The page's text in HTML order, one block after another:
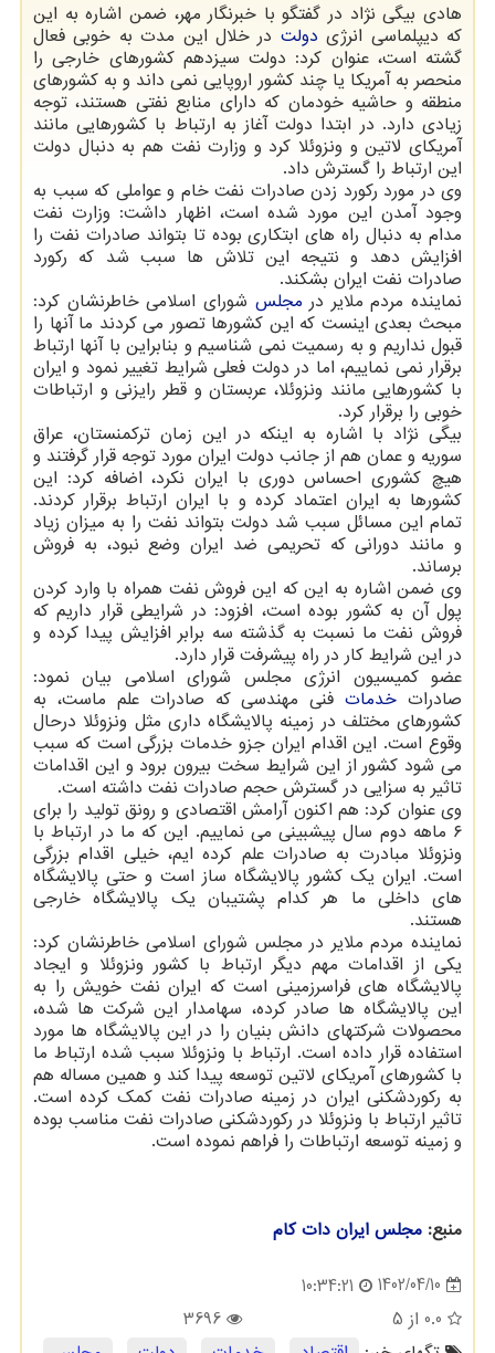
هادی بیگی نژاد در گفتگو با خبرنگار مهر، ضمن اشاره به این
که دیپلماسی انرژی دولت در خلال این مدت به خوبی فعال
گشته است، عنوان کرد: دولت سیزدهم کشورهای خارجی را
منحصر به آمریکا یا چند کشور اروپایی نمی داند و به کشورهای
منطقه و حاشیه خودمان که دارای منابع نفتی هستند، توجه
زیادی دارد. در ابتدا دولت آغاز به ارتباط با کشورهایی مانند
آمریکای لاتین و ونزوئلا کرد و وزارت نفت هم به دنبال دولت
این ارتباط را گسترش داد.
وی در مورد رکورد زدن صادرات نفت خام و عواملی که سبب به
وجود آمدن این مورد شده است، اظهار داشت: وزارت نفت
مدام به دنبال راه های ابتکاری بوده تا بتواند صادرات نفت را
افزایش دهد و نتیجه این تلاش ها سبب شد که رکورد
صادرات نفت ایران بشکند.
نماینده مردم ملایر در مجلس شورای اسلامی خاطرنشان کرد:
مبحث بعدی اینست که این کشورها تصور می کردند ما آنها را
قبول نداریم و به رسمیت نمی شناسیم و بنابراین با آنها ارتباط
برقرار نمی نماییم، اما در دولت فعلی شرایط تغییر نمود و ایران
با کشورهایی مانند ونزوئلا، عربستان و قطر رایزنی و ارتباطات
خوبی را برقرار کرد.
بیگی نژاد با اشاره به اینکه در این زمان ترکمنستان، عراق
سوریه و عمان هم از جانب دولت ایران مورد توجه قرار گرفتند و
هیچ کشوری احساس دوری با ایران نکرد، اضافه کرد: این
کشورها به ایران اعتماد کرده و با ایران ارتباط برقرار کردند.
تمام این مسائل سبب شد دولت بتواند نفت را به میزان زیاد
و مانند دورانی که تحریمی ضد ایران وضع نبود، به فروش
برساند.
وی ضمن اشاره به این که این فروش نفت همراه با وارد کردن
پول آن به کشور بوده است، افزود: در شرایطی قرار داریم که
فروش نفت ما نسبت به گذشته سه برابر افزایش پیدا کرده و
در این شرایط کار در راه پیشرفت قرار دارد.
عضو کمیسیون انرژی مجلس شورای اسلامی بیان نمود:
صادرات خدماتفنی مهندسی که صادرات علم ماست، به
کشورهای مختلف در زمینه پالایشگاه داری مثل ونزوئلا درحال
وقوع است. این اقدام ایران جزو خدمات بزرگی است که سبب
می شود کشور از این شرایط سخت بیرون برود و این اقدامات
تاثیر به سزایی در گسترش حجم صادرات نفت داشته است.
وی عنوان کرد: هم اکنون آرامش اقتصادی و رونق تولید را برای
۶ ماهه دوم سال پیشبینی می نماییم. این که ما در ارتباط با
ونزوئلا مبادرت به صادرات علم کرده ایم، خیلی اقدام بزرگی
است. ایران یک کشور پالایشگاه ساز است و حتی پالایشگاه
های داخلی ما هر کدام پشتیبان یک پالایشگاه خارجی
هستند.
نماینده مردم ملایر در مجلس شورای اسلامی خاطرنشان کرد:
یکی از اقدامات مهم دیگر ارتباط با کشور ونزوئلا و ایجاد
پالایشگاه های فراسرزمینی است که ایران نفت خویش را به
این پالایشگاه ها صادر کرده، سهامدار این شرکت ها شده،
محصولات شرکتهای دانش بنیان را در این پالایشگاه ها مورد
استفاده قرار داده است. ارتباط با ونزوئلا سبب شده ارتباط ما
با کشورهای آمریکای لاتین توسعه پیدا کند و همین مساله هم
به رکوردشکنی ایران در زمینه صادرات نفت کمک کرده است.
تاثیر ارتباط با ونزوئلا در رکوردشکنی صادرات نفت مناسب بوده
و زمینه توسعه ارتباطات را فراهم نموده است.
منبع: مجلس ایران دات كام
1402/04/10
10:34:21
0.0 از 5
3696